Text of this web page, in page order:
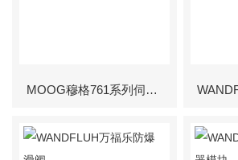
MOOG穆格761系列伺服阀